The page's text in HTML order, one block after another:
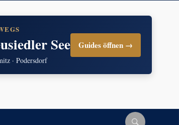
See
· Podersdorf
Guides öffnen →